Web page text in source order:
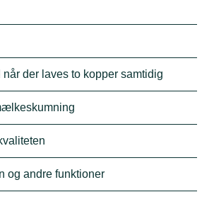
når der laves to kopper samtidig
og andre funktioner